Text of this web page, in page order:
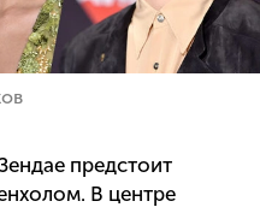
предстоит
В центре